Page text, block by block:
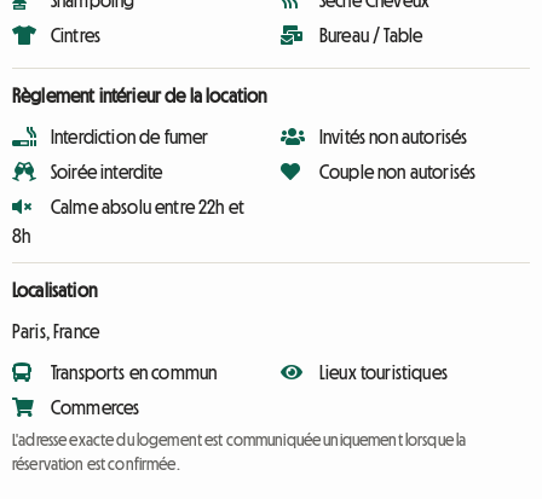
Cintres
Bureau / Table
Règlement intérieur de la location
Interdiction de fumer
Soirée interdite
Calme absolu entre 22h et
8h
Invités non autorisés
Couple non autorisés
Localisation
Paris, France
Transports en commun
Commerces
Lieux touristiques
L'adresse exacte du logement est communiquée uniquement lorsque la
réservation est confirmée.